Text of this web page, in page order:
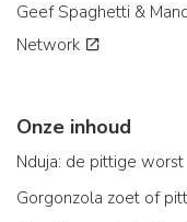
Geef Spaghetti &
Network
Onze inhoud
Nduja: de pittige worst
Gorgonzola zoet of